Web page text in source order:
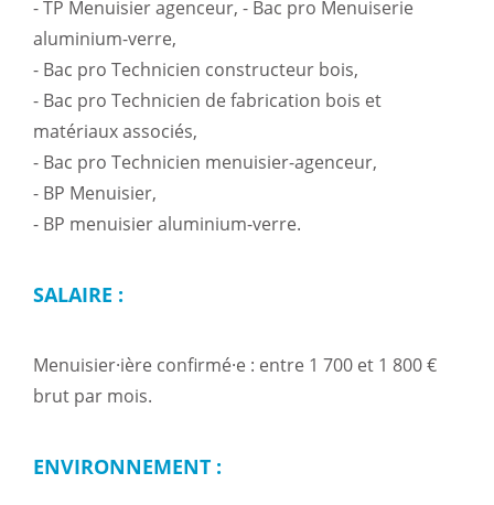
- TP Menuisier agenceur, - Bac pro Menuiserie
aluminium-verre,
- Bac pro Technicien constructeur bois,
- Bac pro Technicien de fabrication bois et
matériaux associés,
- Bac pro Technicien menuisier-agenceur,
- BP Menuisier,
- BP menuisier aluminium-verre.
SALAIRE :
Menuisier·ière confirmé·e : entre 1 700 et 1 800 €
brut par mois.
ENVIRONNEMENT :